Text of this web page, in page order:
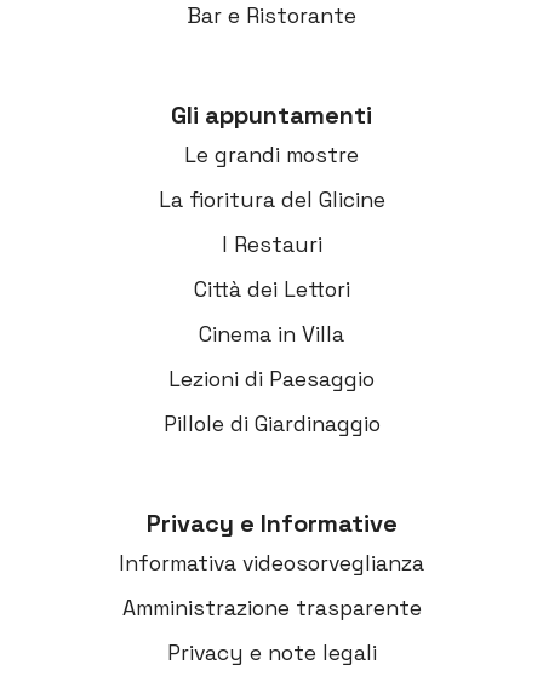
Bar e Ristorante
Gli appuntamenti
Le grandi mostre
La fioritura del Glicine
I Restauri
Città dei Lettori
Cinema in Villa
Lezioni di Paesaggio
Pillole di Giardinaggio
Privacy e Informative
Informativa videosorveglianza
Amministrazione trasparente
Privacy e note legali